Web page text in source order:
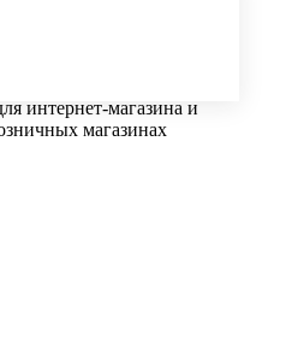
интернет-магазина и
магазинах